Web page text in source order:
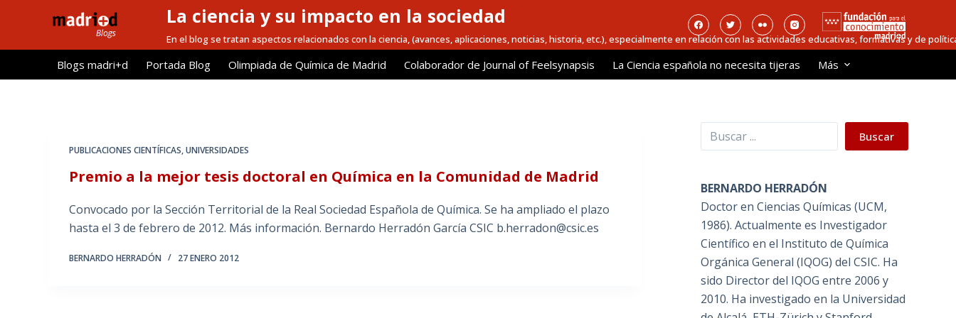
l
La ciencia y su impacto en la sociedad
En el blog se tratan aspectos relacionados con la ciencia, (avances, aplicaciones, noticias, historia, etc.), especialmente en relación con las actividades educativas, formativas y de
Blogs madri+d Portada Blog Olimpiada de Química de Madrid Colaborador de Journal of Feelsynapsis La Ciencia española no necesita tijeras Más
PUBLICACIONES CIENTÍFICAS,UNIVERSIDADES
Premio a la mejor tesis doctoral en Química en la Comunidad de Madrid
Convocado por la Sección Territorial de la Real Sociedad Española de Química. Se ha ampliado el plazo
hasta el 3 de febrero de 2012. Más información. Bernardo Herradón García CSIC b.herradon@csic.es
BERNARDO HERRADÓN 27 ENERO 2012
Buscar Buscar
BERNARDO HERRADÓN
Doctor en Ciencias Químicas (UCM,
1986). Actualmente es Investigador
Científico en el Instituto de Química
Orgánica General (IQOG) del CSIC. Ha
sido Director del IQOG entre 2006 y
2010. Ha investigado en la Universidad